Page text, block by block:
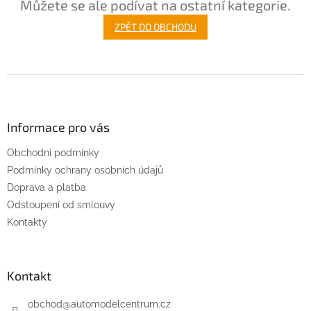
Můžete se ale podívat na ostatní kategorie.
ZPĚT DO OBCHODU
Informace pro vás
Obchodní podmínky
Podmínky ochrany osobních údajů
Doprava a platba
Odstoupení od smlouvy
Kontakty
Kontakt
obchod@automodelcentrum.cz